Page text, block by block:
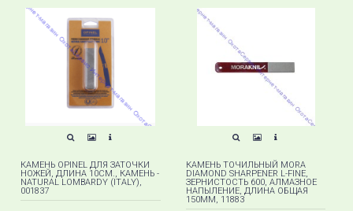
КАМЕНЬ OPINEL ДЛЯ ЗАТОЧКИ
НОЖЕЙ, ДЛИНА 10СМ., КАМЕНЬ -
NATURAL LOMBARDY (ITALY),
001837
КАМЕНЬ ТОЧИЛЬНЫЙ MORA
DIAMOND SHARPENER L-FINE,
ЗЕРНИСТОСТЬ 600, АЛМАЗНОЕ
НАПЫЛЕНИЕ, ДЛИНА ОБЩАЯ
150ММ, 11883